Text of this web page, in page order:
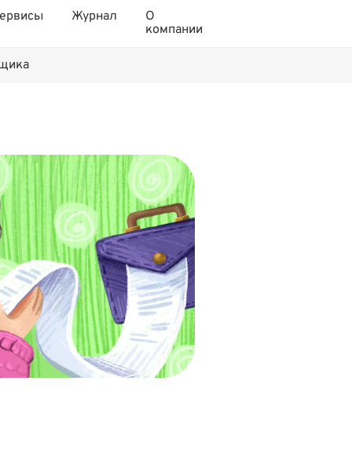
Журнал
О
компании